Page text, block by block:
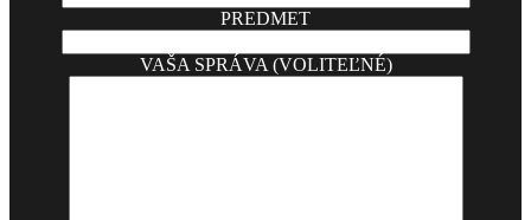
PREDMET
VAŠA SPRÁVA (VOLITEĽNÉ)